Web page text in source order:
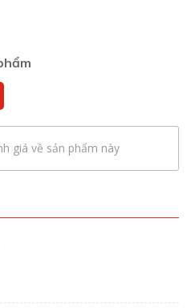
giá về sản phẩm này